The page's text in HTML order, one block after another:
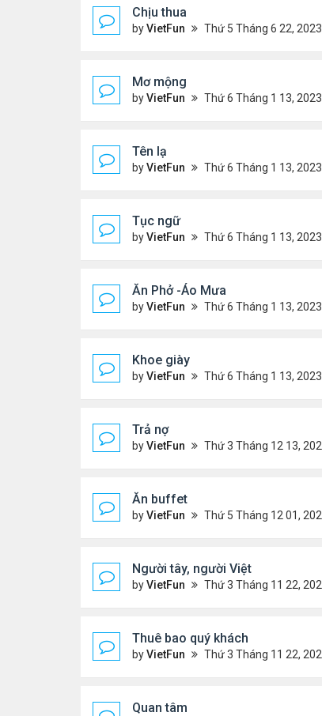
Chịu thua
byVietFun Thứ 5 Tháng 6 22, 2023 12:26 pm
Mơ mộng
byVietFun Thứ 6 Tháng 1 13, 2023 4:54 pm
Tên lạ
byVietFun Thứ 6 Tháng 1 13, 2023 4:47 pm
Tục ngữ
byVietFun Thứ 6 Tháng 1 13, 2023 4:43 pm
Ăn Phở -Áo Mưa
byVietFun Thứ 6 Tháng 1 13, 2023 1:26 pm
Khoe giày
byVietFun Thứ 6 Tháng 1 13, 2023 12:30 pm
Trả nợ
byVietFun Thứ 3 Tháng 12 13, 2022 12:44 pm
Ăn buffet
byVietFun Thứ 5 Tháng 12 01, 2022 12:22 pm
Người tây, người Việt
byVietFun Thứ 3 Tháng 11 22, 2022 1:25 pm
Thuê bao quý khách
byVietFun Thứ 3 Tháng 11 22, 2022 12:14 pm
Quan tâm